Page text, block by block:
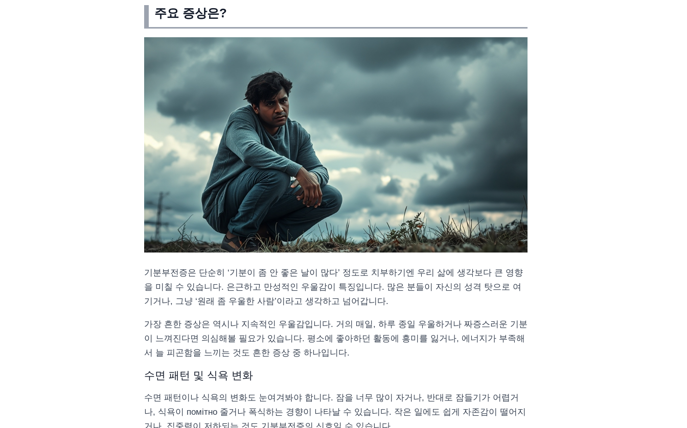
주요 증상은?
기분부전증은 단순히 ‘기분이 좀 안 좋은 날이 많다’ 정도로 치부하기엔 우리 삶에 생각보다 큰 영향
을 미칠 수 있습니다. 은근하고 만성적인 우울감이 특징입니다. 많은 분들이 자신의 성격 탓으로 여
기거나, 그냥 ‘원래 좀 우울한 사람’이라고 생각하고 넘어갑니다.
가장 흔한 증상은 역시나 지속적인 우울감입니다. 거의 매일, 하루 종일 우울하거나 짜증스러운 기분
이 느껴진다면 의심해볼 필요가 있습니다. 평소에 좋아하던 활동에 흥미를 잃거나, 에너지가 부족해
서 늘 피곤함을 느끼는 것도 흔한 증상 중 하나입니다.
수면 패턴 및 식욕 변화
수면 패턴이나 식욕의 변화도 눈여겨봐야 합니다. 잠을 너무 많이 자거나, 반대로 잠들기가 어렵거
나, 식욕이 помітно 줄거나 폭식하는 경향이 나타날 수 있습니다. 작은 일에도 쉽게 자존감이 떨어지
거나, 집중력이 저하되는 것도 기분부전증의 신호일 수 있습니다.